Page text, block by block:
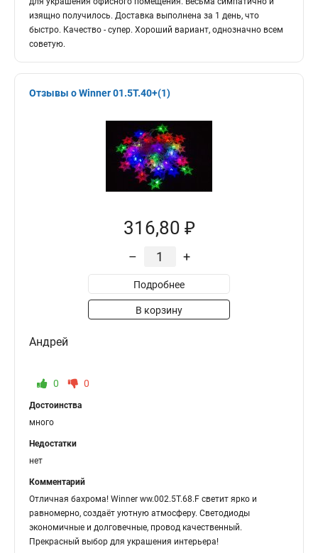
изящно получилось. Доставка выполнена за 1 день, что
быстро. Качество - супер. Хороший вариант, однозначно всем
советую.
Отзывы о Winner 01.5T.40+(1)
316,80 ₽
– +
Подробнее
В корзину
Андрей
0 0
Достоинства
много
Недостатки
нет
Комментарий
Отличная бахрома! Winner ww.002.5Т.68.F светит ярко и
равномерно, создаёт уютную атмосферу. Светодиоды
экономичные и долговечные, провод качественный.
Прекрасный выбор для украшения интерьера!